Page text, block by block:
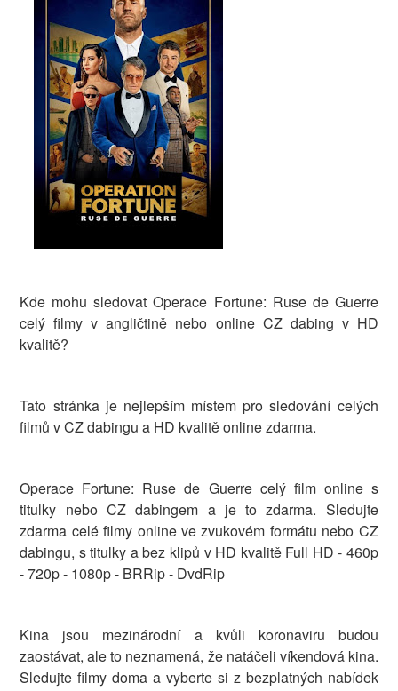
Kde mohu sledovat Operace Fortune: Ruse de Guerre
celý filmy v angličtině nebo online CZ dabing v HD
kvalitě?
Tato stránka je nejlepším místem pro sledování celých
filmů v CZ dabingu a HD kvalitě online zdarma.
Operace Fortune: Ruse de Guerre celý film online s
titulky nebo CZ dabingem a je to zdarma. Sledujte
zdarma celé filmy online ve zvukovém formátu nebo CZ
dabingu, s titulky a bez klipů v HD kvalitě Full HD - 460p
- 720p - 1080p - BRRip - DvdRip
Kina jsou mezinárodní a kvůli koronaviru budou
zaostávat, ale to neznamená, že natáčeli víkendová kina.
Sledujte filmy doma a vyberte si z bezplatných nabídek